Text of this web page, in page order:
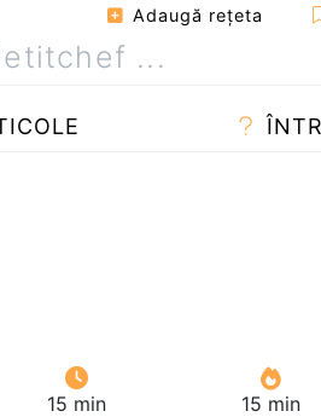
Adaugă reţeta
15 min 15 min